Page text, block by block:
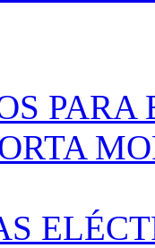
PARA